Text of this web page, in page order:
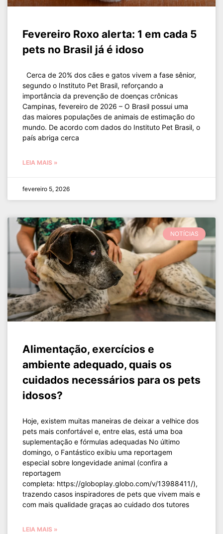
Fevereiro Roxo alerta: 1 em cada 5
pets no Brasil já é idoso
Cerca de 20% dos cães e gatos vivem a fase sênior,
segundo o Instituto Pet Brasil, reforçando a
importância da prevenção de doenças crônicas
Campinas, fevereiro de 2026 – O Brasil possui uma
das maiores populações de animais de estimação do
mundo. De acordo com dados do Instituto Pet Brasil, o
país abriga cerca
LEIA MAIS »
fevereiro 5, 2026
NOTÍCIAS
Alimentação, exercícios e
ambiente adequado, quais os
cuidados necessários para os pets
idosos?
Hoje, existem muitas maneiras de deixar a velhice dos
pets mais confortável e, entre elas, está uma boa
suplementação e fórmulas adequadas No último
domingo, o Fantástico exibiu uma reportagem
especial sobre longevidade animal (confira a
reportagem
completa: https://globoplay.globo.com/v/13988411/),
trazendo casos inspiradores de pets que vivem mais e
com mais qualidade graças ao cuidado dos tutores
LEIA MAIS »